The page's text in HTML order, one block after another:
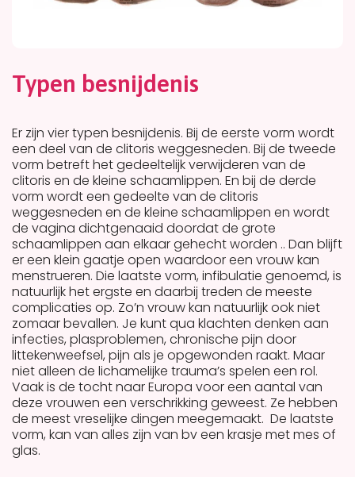
Typen besnijdenis
Er zijn vier typen besnijdenis. Bij de eerste vorm wordt
een deel van de clitoris weggesneden. Bij de tweede
vorm betreft het gedeeltelijk verwijderen van de
clitoris en de kleine schaamlippen. En bij de derde
vorm wordt een gedeelte van de clitoris
weggesneden en de kleine schaamlippen en wordt
de vagina dichtgenaaid doordat de grote
schaamlippen aan elkaar gehecht worden .. Dan blijft
er een klein gaatje open waardoor een vrouw kan
menstrueren. Die laatste vorm, infibulatie genoemd, is
natuurlijk het ergste en daarbij treden de meeste
complicaties op. Zo’n vrouw kan natuurlijk ook niet
zomaar bevallen. Je kunt qua klachten denken aan
infecties, plasproblemen, chronische pijn door
littekenweefsel, pijn als je opgewonden raakt. Maar
niet alleen de lichamelijke trauma’s spelen een rol.
Vaak is de tocht naar Europa voor een aantal van
deze vrouwen een verschrikking geweest. Ze hebben
de meest vreselijke dingen meegemaakt. De laatste
vorm, kan van alles zijn van bv een krasje met mes of
glas.